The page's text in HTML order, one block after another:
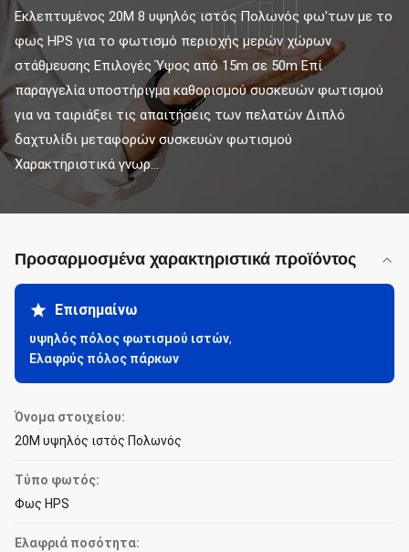
Εκλεπτυμένος 20M 8 υψηλός ιστός Πολωνός φω'των με το
φως HPS για το φωτισμό περιοχής μερών χώρων
στάθμευσης Επιλογές Ύψος από 15m σε 50m Επί
παραγγελία υποστήριγμα καθορισμού συσκευών φωτισμού
για να ταιριάξει τις απαιτήσεις των πελατών Διπλό
δαχτυλίδι μεταφορών συσκευών φωτισμού
Χαρακτηριστικά γνωρ...
Προσαρμοσμένα χαρακτηριστικά προϊόντος
Επισημαίνω
υψηλός πόλος φωτισμού ιστών,
Ελαφρύς πόλος πάρκων
Όνομα στοιχείου:
20M υψηλός ιστός Πολωνός
Τύπο φωτός:
Φως HPS
Ελαφριά ποσότητα: